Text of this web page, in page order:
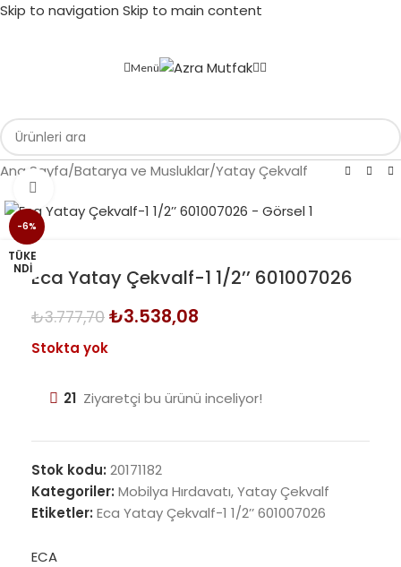
Skip to navigation Skip to main content
Menü
Ana Sayfa/Batarya ve Musluklar/Yatay Çekvalf
-6%
TÜKE
NDIEca Yatay Çekvalf-1 1/2’’ 601007026
₺3.777,70 ₺3.538,08
Stokta yok
21 Ziyaretçi bu ürünü inceliyor!
Stok kodu: 20171182
Kategoriler: Mobilya Hırdavatı,Yatay Çekvalf
Etiketler: Eca Yatay Çekvalf-1 1/2’’ 601007026
ECA